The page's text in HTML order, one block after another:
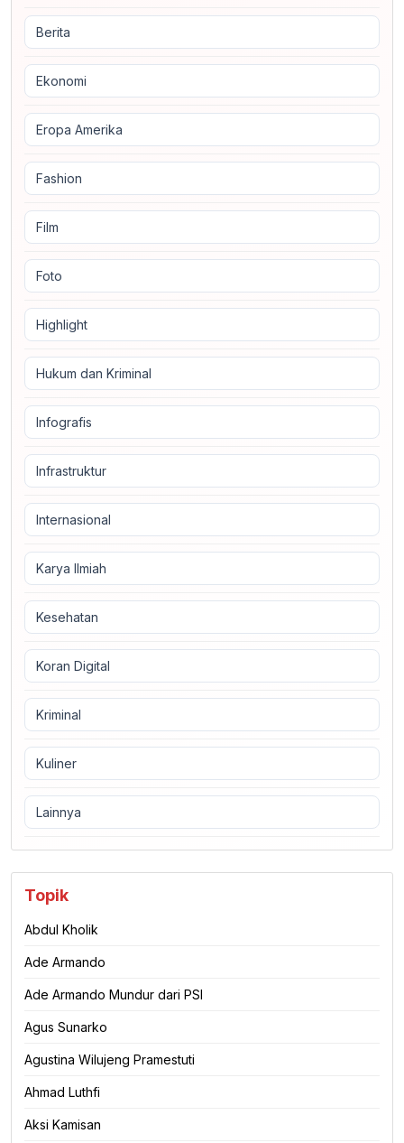
Berita
Ekonomi
Eropa Amerika
Fashion
Film
Foto
Highlight
Hukum dan Kriminal
Infografis
Infrastruktur
Internasional
Karya Ilmiah
Kesehatan
Koran Digital
Kriminal
Kuliner
Lainnya
Topik
Abdul Kholik
Ade Armando
Ade Armando Mundur dari PSI
Agus Sunarko
Agustina Wilujeng Pramestuti
Ahmad Luthfi
Aksi Kamisan